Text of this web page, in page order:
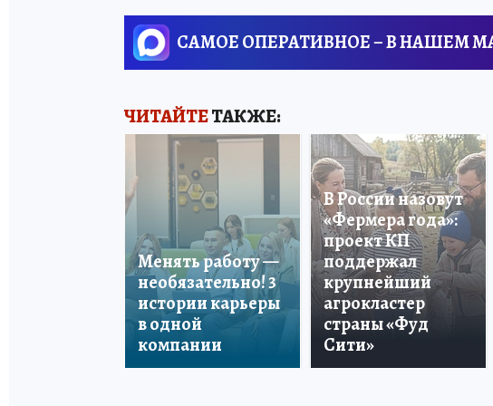
САМОЕ ОПЕРАТИВНОЕ – В НАШЕМ
ЧИТАЙТЕТАКЖЕ:
Менять работу —
необязательно! 3
истории карьеры
в одной
компании
В России назовут
«Фермера года»:
проект КП
поддержал
крупнейший
агрокластер
страны «Фуд
Сити»